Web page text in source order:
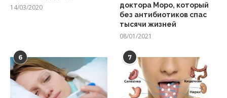
14/03/2020
доктора Моро, который
без антибиотиков спас
тысячи жизней
08/01/2021
6 7